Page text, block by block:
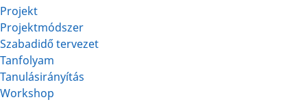
Projekt
Projektmódszer
Szabadidő tervezet
Tanfolyam
Tanulásirányítás
Workshop